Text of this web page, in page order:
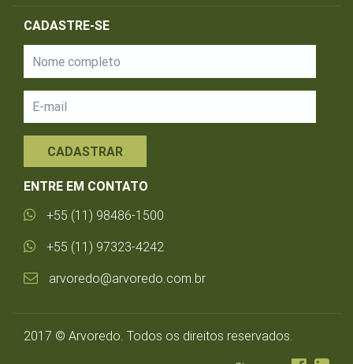
CADASTRE-SE
CADASTRAR
ENTRE EM CONTATO
+55 (11) 98486-1500
+55 (11) 97323-4242
arvoredo@arvoredo.com.br
2017 © Arvoredo. Todos os direitos reservados.